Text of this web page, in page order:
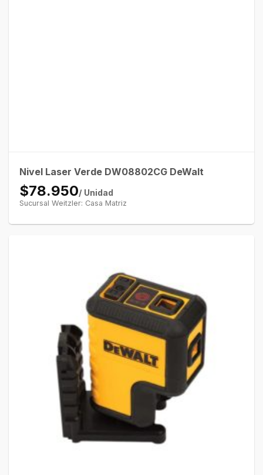
Nivel Laser Verde DW08802CG DeWalt
$78.950/ Unidad
Sucursal Weitzler: Casa Matriz